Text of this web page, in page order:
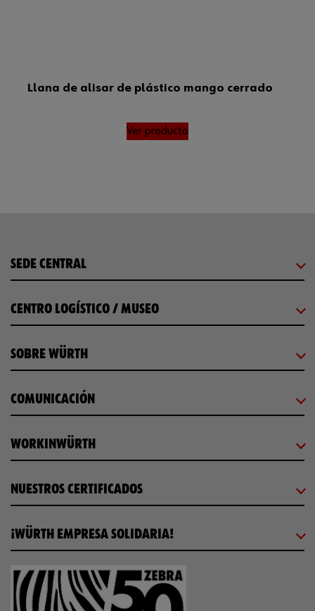
Llana de alisar de plástico mango cerrado
Ver producto
SEDE CENTRAL
CENTRO LOGÍSTICO / MUSEO
SOBRE WÜRTH
COMUNICACIÓN
WORKINWÜRTH
NUESTROS CERTIFICADOS
¡WÜRTH EMPRESA SOLIDARIA!